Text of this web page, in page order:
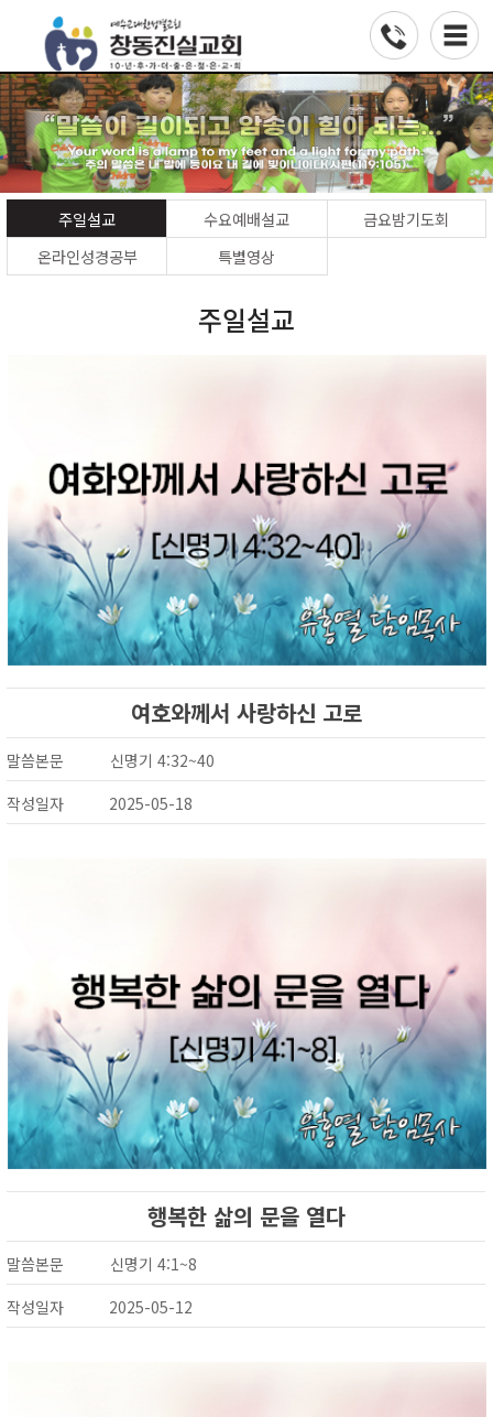
주일설교 수요예배설교
금요밤기도회
온라인성경공부
특별영상
주일설교
여호와께서 사랑하신 고로
말씀본문
신명기 4:32~40
작성일자
2025-05-18
행복한 삶의 문을 열다
말씀본문
신명기 4:1~8
작성일자
2025-05-12